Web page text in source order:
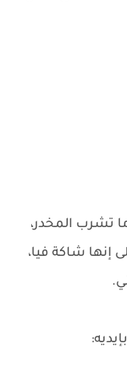
تشرب المخدر،
إنها شاكة فيا،